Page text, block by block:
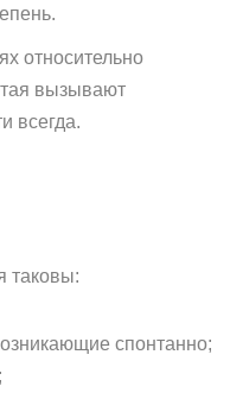
относительно
вызывают
всегда.
таковы:
спонтанно;